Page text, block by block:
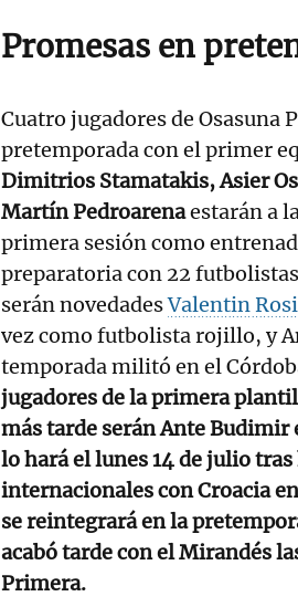
Promesas en
Cuatro jugadores de Osasuna
pretemporada con el primer
Dimitrios Stamatakis, Asier
Martín Pedroarenaestarán a
primera sesión como
preparatoria con 22
serán novedadesValentin
vez como futbolista rojillo, y
temporada militó en el
jugadores de la primera
más tarde serán Ante
lo hará el lunes 14 de julio
internacionales con Croacia
se reintegrará en la
acabó tarde con el Mirandés
Primera.